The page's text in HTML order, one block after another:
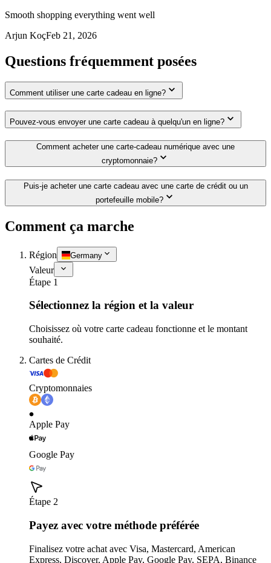
Smooth shopping everything went well
Arjun KoçFeb 21, 2026
Questions fréquemment posées
Comment utiliser une carte cadeau en ligne?
Pouvez-vous envoyer une carte cadeau à quelqu'un en ligne?
Comment acheter une carte-cadeau numérique avec une
cryptomonnaie?
Puis-je acheter une carte cadeau avec une carte de crédit ou un
portefeuille mobile?
Comment ça marche
Région Germany
Valeur
Étape 1
Sélectionnez la région et la valeur
Choisissez où votre carte cadeau fonctionne et le montant
souhaité.
Cartes de Crédit
Cryptomonnaies
Apple Pay
Google Pay
Étape 2
Payez avec votre méthode préférée
Finalisez votre achat avec Visa, Mastercard, American
Express, Discover, Apple Pay, Google Pay, SEPA, Binance